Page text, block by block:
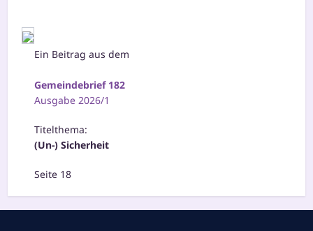
Ein Beitrag aus dem
Gemeindebrief 182
Ausgabe 2026/1
Titelthema:
(Un-) Sicherheit
Seite 18